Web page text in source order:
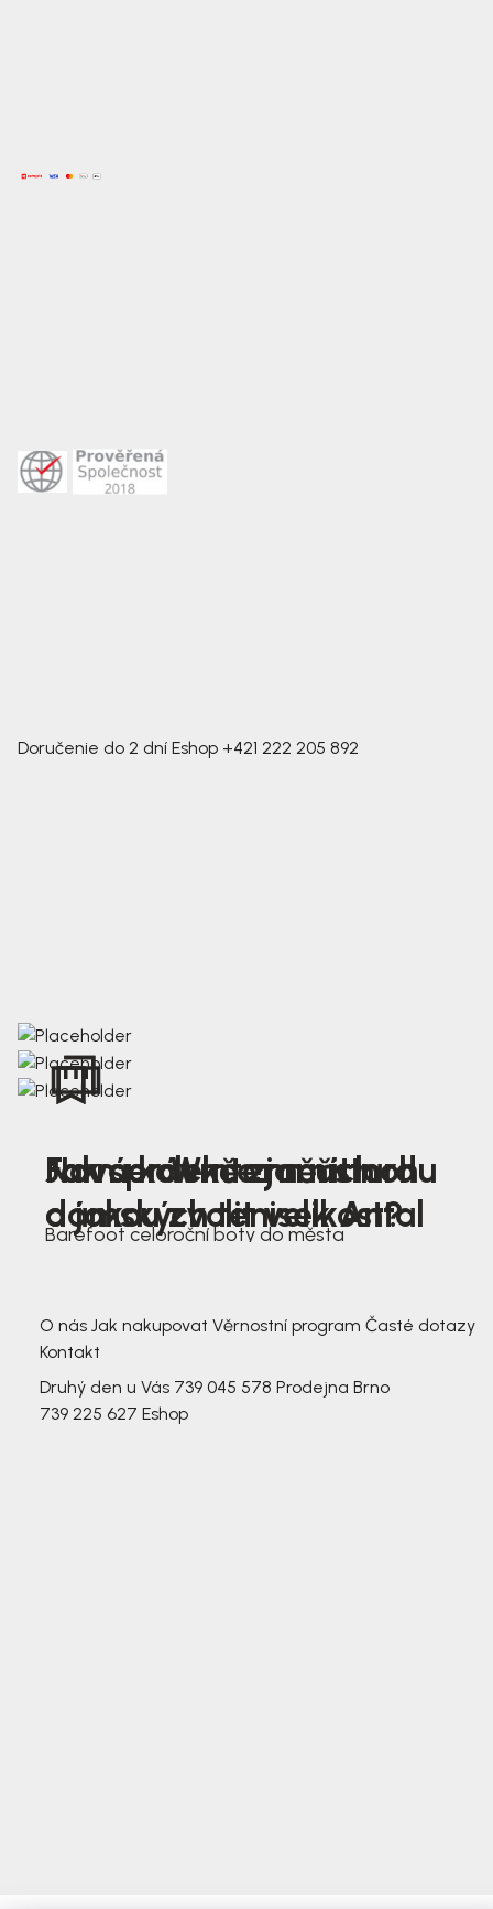
Doručenie do 2 dní Eshop +421 222 205 892
Nová kolekce jarních
dámských tenisek Antal
Jak správně změřit nohu
a jakou zvolit velikost?
Farmer Winter mustard
Barefoot celoroční boty do města
O nás Jak nakupovat Věrnostní program Časté dotazy
Kontakt
Druhý den u Vás 739 045 578 Prodejna Brno
739 225 627 Eshop